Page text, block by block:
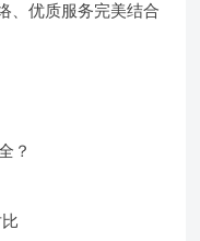
、优质服务完美结合
？